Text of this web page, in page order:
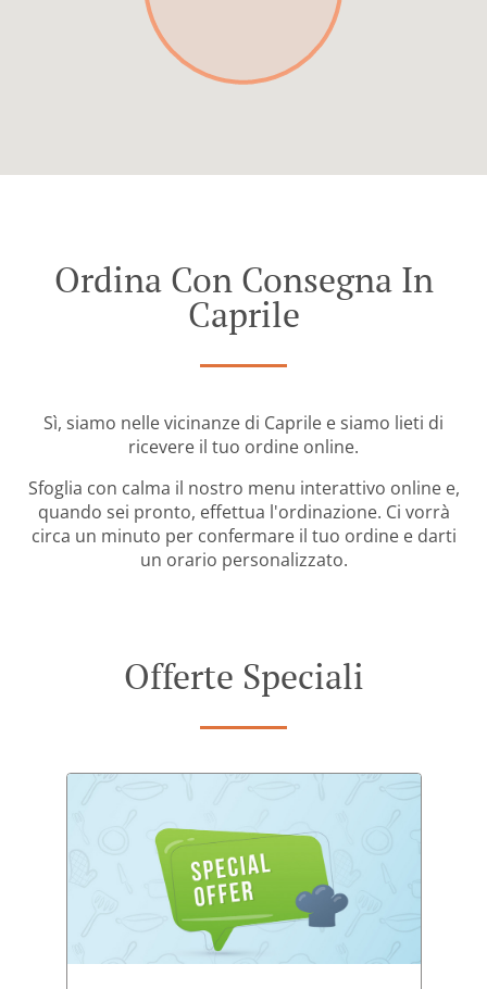
Ordina Con Consegna In
Caprile
Sì, siamo nelle vicinanze di Caprile e siamo lieti di
ricevere il tuo ordine online.
Sfoglia con calma il nostro menu interattivo online e,
quando sei pronto, effettua l'ordinazione. Ci vorrà
circa un minuto per confermare il tuo ordine e darti
un orario personalizzato.
Offerte Speciali